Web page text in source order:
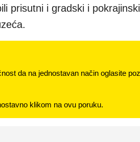
prisutni i gradski i pokrajinski
da na jednostavan način oglasite
klikom na ovu poruku.